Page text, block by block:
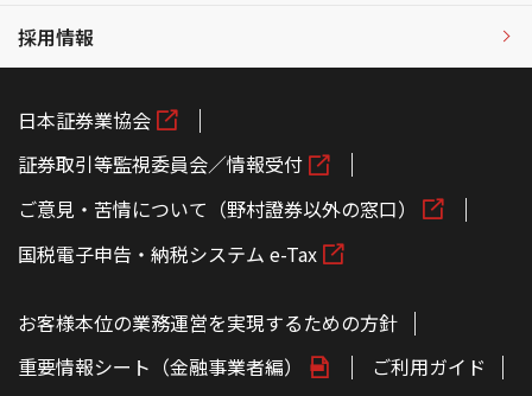
採用情報
日本証券業協会
証券取引等監視委員会／情報受付
ご意見・苦情について（野村證券以外の窓口）
国税電子申告・納税システム e-Tax
お客様本位の業務運営を実現するための方針
重要情報シート（金融事業者編）
ご利用ガイド